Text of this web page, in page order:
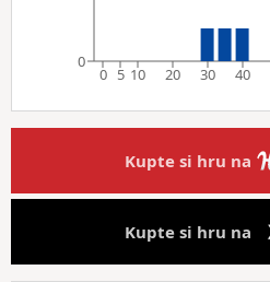
0 5 10 20 30 40
0
Kupte si hru na
Kupte si hru na